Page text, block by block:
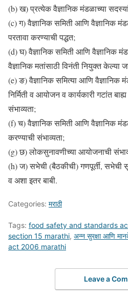
(b) ख) प्रत्येक वैज्ञानिक मंडळाच्या
(c) ग) वैज्ञानिक समिती आणि वैज्ञानिक
परतावा करण्याची पद्धत;
(d) घ) वैज्ञानिक समिती आणि वैज्ञानिक
वैज्ञानिक मतांसाठी विनंती नियुक्त केल्या
(e) ङ) वैज्ञानिक समित्या आणि वैज्ञानिक
निर्मिती व आयोजन व कार्यकारी गटांत
संभाव्यता;
(f) च) वैज्ञानिक समिती आणि वैज्ञानिक
करण्याची संभाव्यता;
(g) छ) लोकसुनावणीच्या आयोजनाची
(h) ज) सभेची (बैठकीची) गणपूर्ती, सभेची
व अशा इतर बाबी.
Categories: मराठी
Tags: food safety and standards
section 15 marathi, अन्न सुरक्षा आणि
act 2006 marathi
Leave a